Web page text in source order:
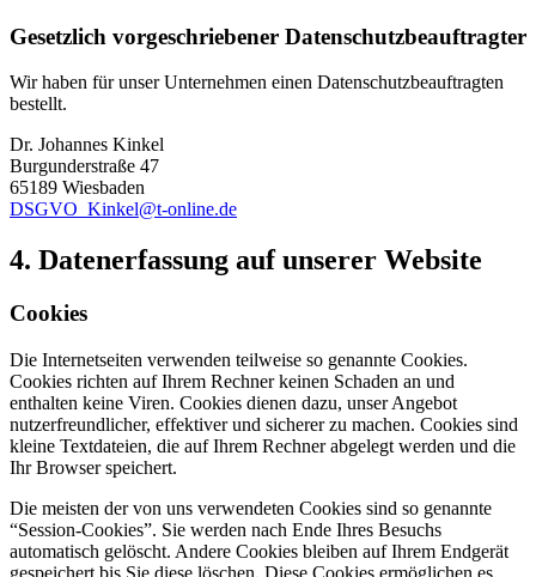
Gesetzlich vorgeschriebener Datenschutzbeauftragter
Wir haben für unser Unternehmen einen Datenschutzbeauftragten
bestellt.
Dr. Johannes Kinkel
Burgunderstraße 47
65189 Wiesbaden
DSGVO_Kinkel@t-online.de
4. Datenerfassung auf unserer Website
Cookies
Die Internetseiten verwenden teilweise so genannte Cookies.
Cookies richten auf Ihrem Rechner keinen Schaden an und
enthalten keine Viren. Cookies dienen dazu, unser Angebot
nutzerfreundlicher, effektiver und sicherer zu machen. Cookies sind
kleine Textdateien, die auf Ihrem Rechner abgelegt werden und die
Ihr Browser speichert.
Die meisten der von uns verwendeten Cookies sind so genannte
“Session-Cookies”. Sie werden nach Ende Ihres Besuchs
automatisch gelöscht. Andere Cookies bleiben auf Ihrem Endgerät
gespeichert bis Sie diese löschen. Diese Cookies ermöglichen es